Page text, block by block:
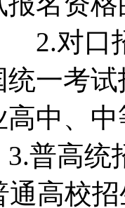
对口招
一考
高中、
高统
通高校